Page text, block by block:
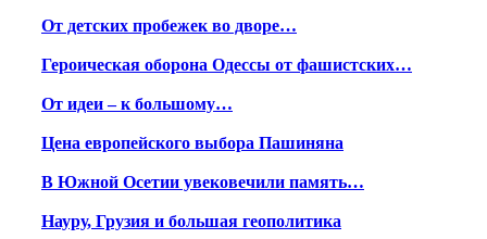
От детских пробежек во дворе…
Героическая оборона Одессы от фашистских…
От идеи – к большому…
Цена европейского выбора Пашиняна
В Южной Осетии увековечили память…
Науру, Грузия и большая геополитика